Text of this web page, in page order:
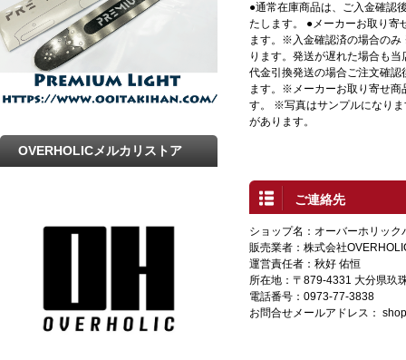
●通常在庫商品は、ご入金確認
たします。 ●メーカーお取り寄
ます。※入金確認済の場合の
ります。発送が遅れた場合も
代金引換発送の場合ご注文確
ます。※メーカーお取り寄せ商
す。 ※写真はサンプルになり
があります。
ご連絡先
ショップ名：オーバーホリック
販売業者：株式会社
運営責任者：秋好 佑恒
所在地：〒879-4331 大分県玖
電話番号：0973-77-3838
お問合せメールアドレス：
OVERHOLICメルカリストア